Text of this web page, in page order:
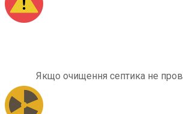
Якщо очищення септика не